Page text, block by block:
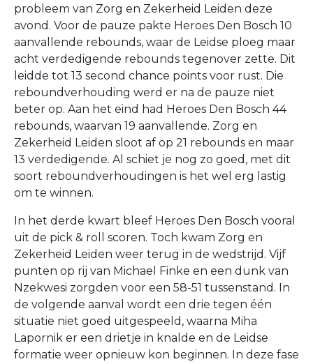
probleem van Zorg en Zekerheid Leiden deze
avond. Voor de pauze pakte Heroes Den Bosch 10
aanvallende rebounds, waar de Leidse ploeg maar
acht verdedigende rebounds tegenover zette. Dit
leidde tot 13 second chance points voor rust. Die
reboundverhouding werd er na de pauze niet
beter op. Aan het eind had Heroes Den Bosch 44
rebounds, waarvan 19 aanvallende. Zorg en
Zekerheid Leiden sloot af op 21 rebounds en maar
13 verdedigende. Al schiet je nog zo goed, met dit
soort reboundverhoudingen is het wel erg lastig
om te winnen.
In het derde kwart bleef Heroes Den Bosch vooral
uit de pick & roll scoren. Toch kwam Zorg en
Zekerheid Leiden weer terug in de wedstrijd. Vijf
punten op rij van Michael Finke en een dunk van
Nzekwesi zorgden voor een 58-51 tussenstand. In
de volgende aanval wordt een drie tegen één
situatie niet goed uitgespeeld, waarna Miha
Lapornik er een drietje in knalde en de Leidse
formatie weer opnieuw kon beginnen. In deze fase